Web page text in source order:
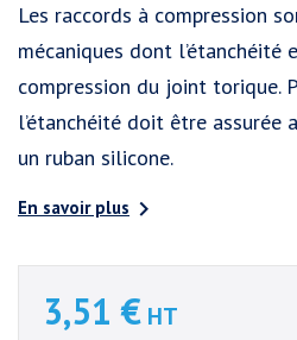
Les raccords à compression
mécaniques dont l’étanchéité
compression du joint torique.
l’étanchéité doit être assurée
un ruban silicone.
En savoir plus 
3,51 € HT